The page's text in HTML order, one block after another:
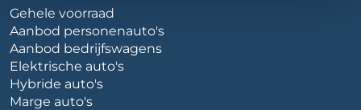
Gehele voorraad
Aanbod personenauto's
Aanbod bedrijfswagens
Elektrische auto's
Hybride auto's
Marge auto's